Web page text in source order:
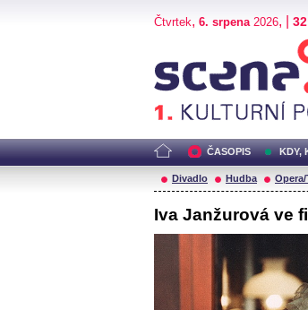
Čtvrtek, 6. srpena2026, | 32
ČASOPIS KDY,
Divadlo Hudba Opera/
Iva Janžurová ve